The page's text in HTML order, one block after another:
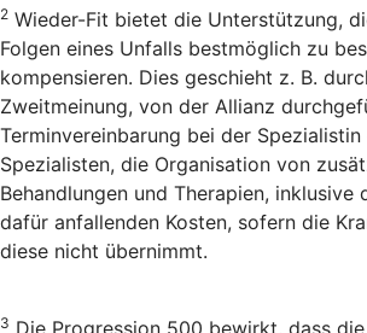
2 Wieder-Fit bietet die Unterstützung,
Folgen eines Unfalls bestmöglich zu
kompensieren. Dies geschieht z. B.
Zweitmeinung, von der Allianz
Terminvereinbarung bei der
Spezialisten, die Organisation von
Behandlungen und Therapien, inklusive
dafür anfallenden Kosten, sofern die
diese nicht übernimmt.
3